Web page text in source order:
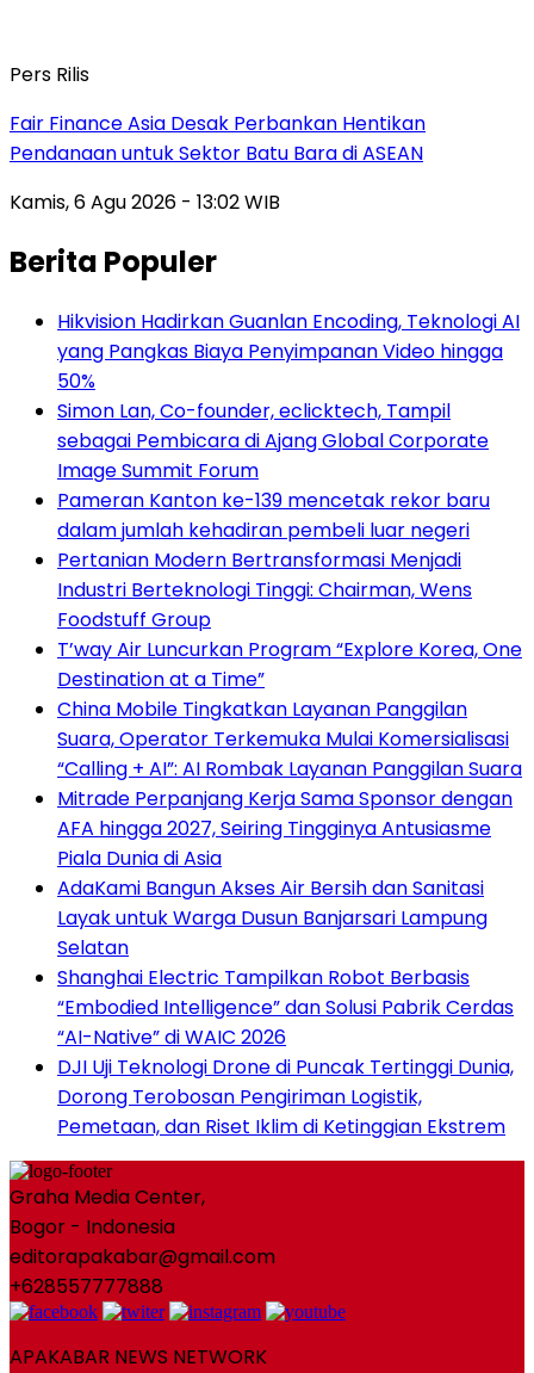
Pers Rilis
Fair Finance Asia Desak Perbankan Hentikan
Pendanaan untuk Sektor Batu Bara di ASEAN
Kamis, 6 Agu 2026 - 13:02 WIB
Berita Populer
Hikvision Hadirkan Guanlan Encoding, Teknologi AI
yang Pangkas Biaya Penyimpanan Video hingga
50%
Simon Lan, Co-founder, eclicktech, Tampil
sebagai Pembicara di Ajang Global Corporate
Image Summit Forum
Pameran Kanton ke-139 mencetak rekor baru
dalam jumlah kehadiran pembeli luar negeri
Pertanian Modern Bertransformasi Menjadi
Industri Berteknologi Tinggi: Chairman, Wens
Foodstuff Group
T’way Air Luncurkan Program “Explore Korea, One
Destination at a Time”
China Mobile Tingkatkan Layanan Panggilan
Suara, Operator Terkemuka Mulai Komersialisasi
“Calling + AI”: AI Rombak Layanan Panggilan Suara
Mitrade Perpanjang Kerja Sama Sponsor dengan
AFA hingga 2027, Seiring Tingginya Antusiasme
Piala Dunia di Asia
AdaKami Bangun Akses Air Bersih dan Sanitasi
Layak untuk Warga Dusun Banjarsari Lampung
Selatan
Shanghai Electric Tampilkan Robot Berbasis
“Embodied Intelligence” dan Solusi Pabrik Cerdas
“AI-Native” di WAIC 2026
DJI Uji Teknologi Drone di Puncak Tertinggi Dunia,
Dorong Terobosan Pengiriman Logistik,
Pemetaan, dan Riset Iklim di Ketinggian Ekstrem
Graha Media Center,
Bogor - Indonesia
editorapakabar@gmail.com
+628557777888
APAKABAR NEWS NETWORK